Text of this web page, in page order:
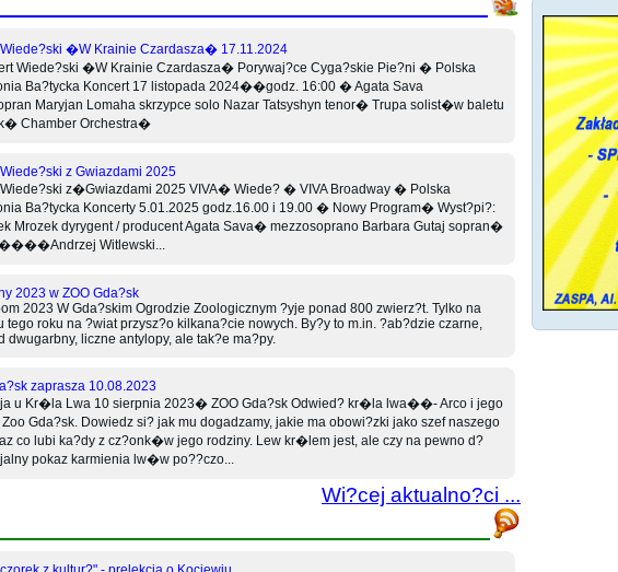
Wiede?ski �W Krainie Czardasza� 17.11.2024
Wiede?ski �W Krainie Czardasza� Porywaj?ce Cyga?skie Pie?ni � Polska
Ba?tycka Koncert 17 listopada 2024��godz. 16:00 � Agata Sava
Maryjan Lomaha skrzypce solo Nazar Tatsyshyn tenor� Trupa solist�w baletu
Chamber Orchestra�
z Gwiazdami 2025
Wiede?ski z�Gwiazdami 2025 VIVA� Wiede? � VIVA Broadway � Polska
Ba?tycka Koncerty 5.01.2025 godz.16.00 i 19.00 � Nowy Program� Wyst?pi?:
Mrozek dyrygent / producent Agata Sava� mezzosoprano Barbara Gutaj sopran�
Witlewski...
2023 w ZOO Gda?sk
2023 W Gda?skim Ogrodzie Zoologicznym ?yje ponad 800 zwierz?t. Tylko na
tego roku na ?wiat przysz?o kilkana?cie nowych. By?y to m.in. ?ab?dzie czarne,
dwugarbny, liczne antylopy, ale tak?e ma?py.
zaprasza 10.08.2023
u Kr�la Lwa 10 sierpnia 2023� ZOO Gda?sk Odwied? kr�la lwa��- Arco i jego
Gda?sk. Dowiedz si? jak mu dogadzamy, jakie ma obowi?zki jako szef naszego
co lubi ka?dy z cz?onk�w jego rodziny. Lew kr�lem jest, ale czy na pewno d?
pokaz karmienia lw�w po??czo...
Wi?cej aktualno?ci ...